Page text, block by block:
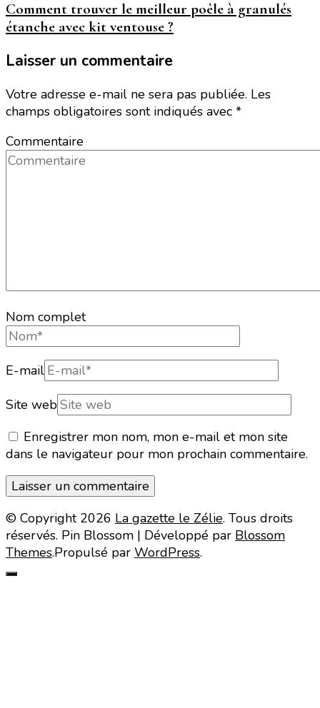
Comment trouver le meilleur poêle à granulés
étanche avec kit ventouse ?
Laisser un commentaire
Votre adresse e-mail ne sera pas publiée. Les
champs obligatoires sont indiqués avec *
Commentaire
Nom complet
E-mail
Site web
Enregistrer mon nom, mon e-mail et mon site
dans le navigateur pour mon prochain commentaire.
© Copyright 2026 La gazette le Zélie. Tous droits
réservés. Pin Blossom | Développé par Blossom
Themes.Propulsé par WordPress.